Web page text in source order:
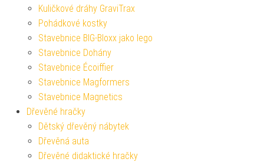
Kuličkové dráhy GraviTrax
Pohádkové kostky
Stavebnice BIG-Bloxx jako lego
Stavebnice Dohány
Stavebnice Écoiffier
Stavebnice Magformers
Stavebnice Magnetics
Dřevěné hračky
Dětský dřevěný nábytek
Dřevěná auta
Dřevěné didaktické hračky